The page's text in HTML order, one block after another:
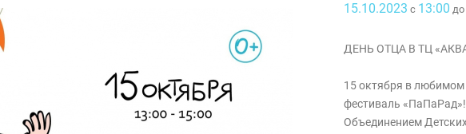
15.10.2023 с 13:00 до
ДЕНЬ ОТЦА В ТЦ
15 октября в любимом
фестиваль
Объединением